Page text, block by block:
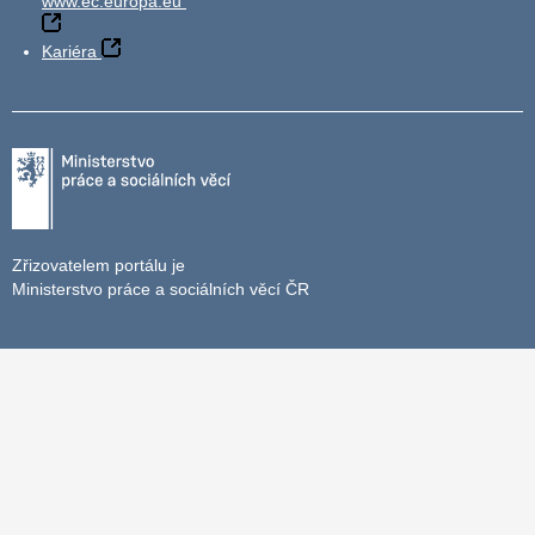
Kariéra
Zřizovatelem portálu je
Ministerstvo práce a sociálních věcí ČR